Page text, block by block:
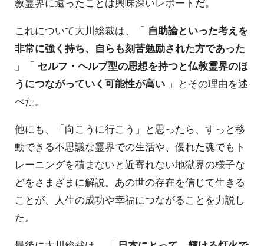
これについて大川総裁は、「 自助論といった考えを
非常に強く持ち、自らも刻苦勉励された方であった
」「 セルフ・ヘルプ型の思想を持つと仏教霊界のほ
うにつながっていく可能性が高い 」とその理由を述
べた。
他にも、「向こうに行こう」と思ったら、すっと移
動できる不思議な霊界での生活や、優れた魂でもト
レーニングを積まないと近寄れない地獄界の様子な
どをさまざまに解説。あの世の存在を信じて生きる
ことが、人生の成功や幸福につながることを力説し
た。